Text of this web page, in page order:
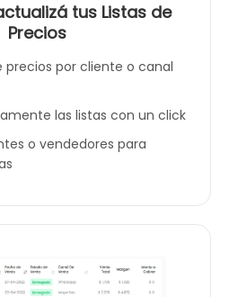
tus Listas de
Precios
precios por cliente o canal
las listas con un click
o vendedores para